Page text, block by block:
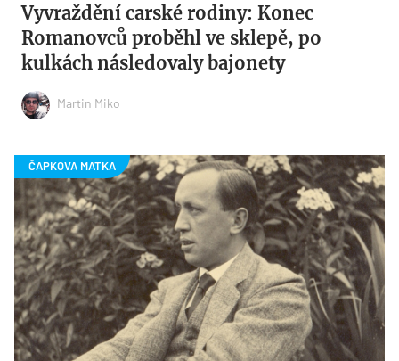
Vyvraždění carské rodiny: Konec
Romanovců proběhl ve sklepě, po
kulkách následovaly bajonety
Martin Miko